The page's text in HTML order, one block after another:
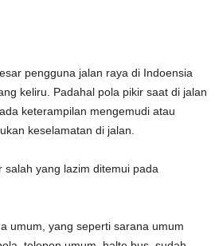
pengguna jalan raya di Indoensia
keliru. Padahal pola pikir saat di jalan
keterampilan mengemudi atau
keselamatan di jalan.
salah yang lazim ditemui pada
umum, yang seperti sarana umum